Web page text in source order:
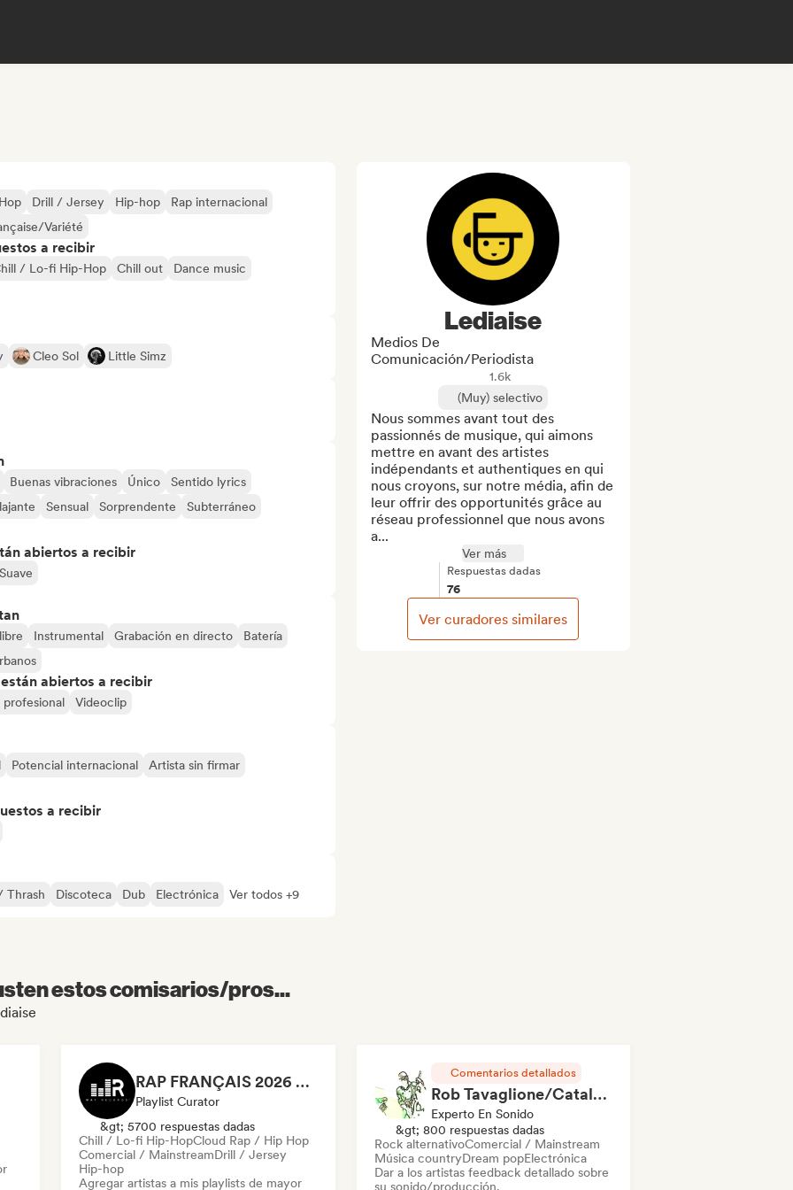
Drill / Jersey Hip-hop
Rap internacional
Variété
a recibir
/ Lo-fi Hip-Hop Chill out Dance music
Cleo Sol Little Simz
Buenas vibraciones Único
Sentido lyrics
Sensual Sorprendente Subterráneo
abiertos a recibir
Suave
Instrumental Grabación en directo
Batería
abiertos a recibir
Videoclip
Potencial internacional Artista sin firmar
a recibir
Thrash Discoteca Dub Electrónica Ver todos +9
Lediaise
Medios De
Comunicación/Periodista
1.6k
(Muy) selectivo
Nous sommes avant tout des
passionnés de musique, qui aimons
mettre en avant des artistes
indépendants et authentiques en qui
nous croyons, sur notre média, afin de
leur offrir des opportunités grâce au
réseau professionnel que nous avons
a...
Ver más
Respuestas dadas
76
Ver curadores similares
estos comisarios/pros...
RAP FRANÇAIS 2026 🔥🇫🇷 (Way Records)
Playlist Curator
&gt; 5700 respuestas dadas
Chill / Lo-fi Hip-HopCloud Rap / Hip Hop
Comercial / MainstreamDrill / Jersey
Hip-hop
Agregar artistas a mis playlists de mayor
Comentarios detallados
Rob Tavaglione/Catalyst Recording
Experto En Sonido
&gt; 800 respuestas dadas
Rock alternativoComercial / Mainstream
Música countryDream popElectrónica
Dar a los artistas feedback detallado sobre
su sonido/producción.